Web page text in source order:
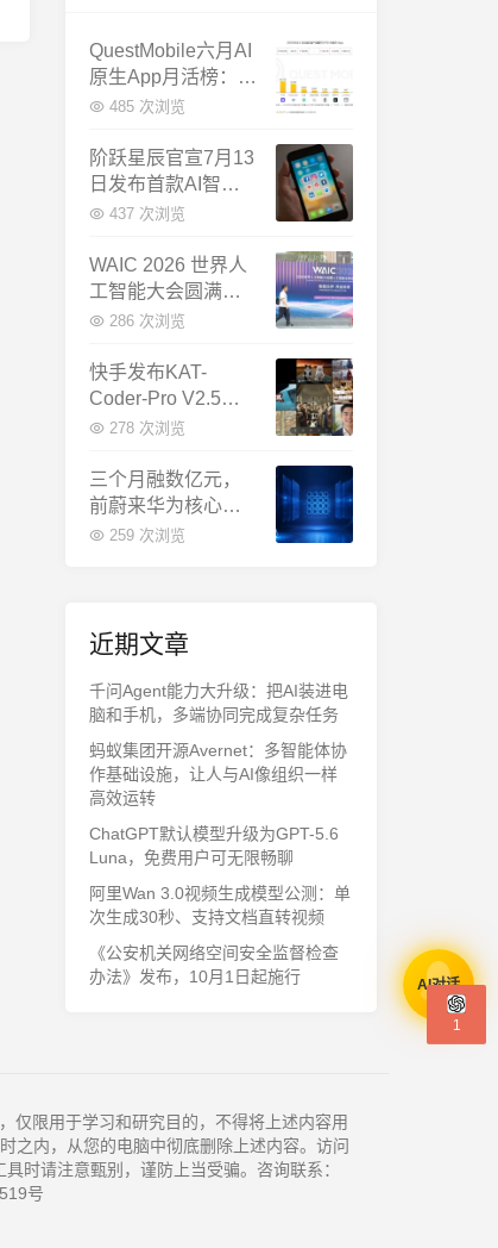
QuestMobile六月AI
原生App月活榜：豆
包3.8亿断层第一，
倍
485 次浏览
阶跃星辰官宣7月13
日发布首款AI智能
体终端：大模型公
437 次浏览
WAIC 2026 世界人
工智能大会圆满闭
幕：多项重磅成果
球AI合作新中心
286 次浏览
快手发布KAT-
Coder-Pro V2.5：
首个能端到端跑通
编程模型
278 次浏览
三个月融数亿元，
前蔚来华为核心成
员联手创立日冕开
259 次浏览
近期文章
千问Agent能力大升级：把AI装进电
脑和手机，多端协同完成复杂任务
蚂蚁集团开源Avernet：多智能体协
作基础设施，让人与AI像组织一样
高效运转
ChatGPT默认模型升级为GPT-5.6
Luna，免费用户可无限畅聊
阿里Wan 3.0视频生成模型公测：单
次生成30秒、支持文档直转视频
《公安机关网络空间安全监督检查
办法》发布，10月1日起施行
仅限用于学习和研究目的，不得将上述内容用
之内，从您的电脑中彻底删除上述内容。访问
时请注意甄别，谨防上当受骗。咨询联系：
号
1
AI对话